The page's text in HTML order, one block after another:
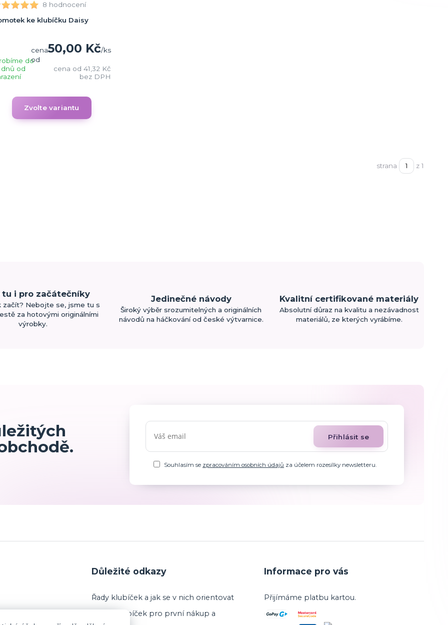
8 hodnocení
ke klubíčku Daisy
cena
od
50,00 Kč/ks
cena od 41,32 Kč
bez DPH
do
dnů od
Zvolte variantu
strana z 1
tu i pro začátečníky
začít? Nebojte se, jsme tu s
za hotovými originálními
výrobky.
Jedinečné návody
Široký výběr srozumitelných a originálních
návodů na háčkování od české výtvarnice.
Kvalitní certifikované materiály
Absolutní důraz na kvalitu a nezávadnost
materiálů, ze kterých vyrábíme.
Přihlásit se
Souhlasím se zpracováním osobních údajů za účelem rozesílky newsletteru.
Důležité odkazy
Řady klubíček a jak se v nich orientovat
Výběr klubíček pro první nákup a
Informace pro vás
Přijímáme platbu kartou.